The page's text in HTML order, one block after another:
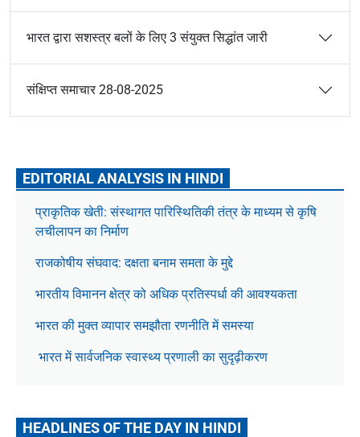
भारत द्वारा सशस्त्र बलों के लिए 3 संयुक्त सिद्धांत जारी
संक्षिप्त समाचार 28-08-2025
EDITORIAL ANALYSIS IN HINDI
प्राकृतिक खेती: संस्थागत पारिस्थितिकी तंत्र के माध्यम से कृषि
लचीलापन का निर्माण
राजकोषीय संघवाद: दक्षता बनाम समता के मुद्दे
भारतीय विमानन क्षेत्र को अधिक प्रतिस्पर्धा की आवश्यकता
भारत की मुक्त व्यापार समझौता रणनीति में समस्या
भारत में सार्वजनिक स्वास्थ्य प्रणाली का सुदृढ़ीकरण
HEADLINES OF THE DAY IN HINDI